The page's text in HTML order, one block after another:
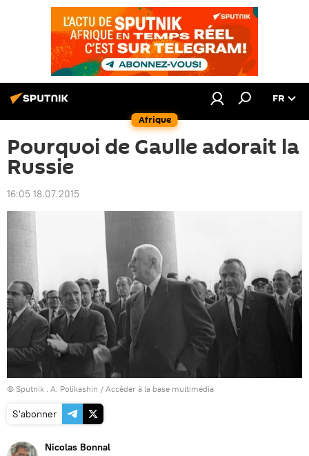
Afrique
FR
Pourquoi de Gaulle adorait la
Russie
16:05 18.07.2015
© Sputnik . A. Polikashin / Accéder à la base multimédia
S'abonner
Nicolas Bonnal